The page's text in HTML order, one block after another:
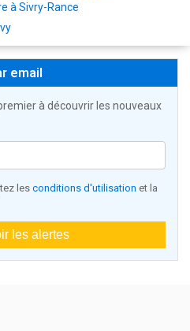
à Sivry-Rance
email
à découvrir les nouveaux
les conditions d'utilisation et la
les alertes